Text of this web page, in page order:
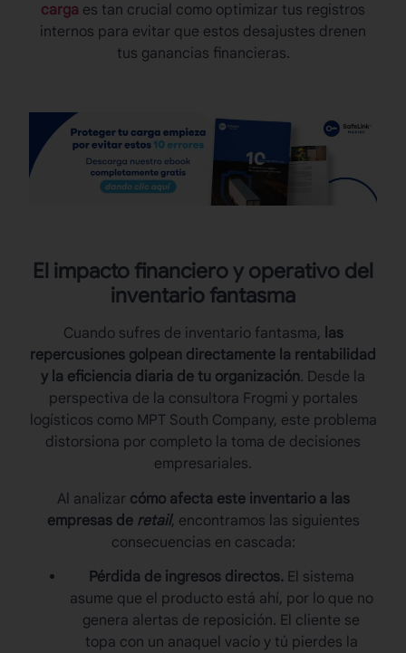
carga es tan crucial como optimizar tus registros
internos para evitar que estos desajustes drenen
tus ganancias financieras.
El impacto financiero y operativo del
inventario fantasma
Cuando sufres de inventario fantasma, las
repercusiones golpean directamente la rentabilidad
y la eficiencia diaria de tu organización. Desde la
perspectiva de la consultora Frogmi y portales
logísticos como MPT South Company, este problema
distorsiona por completo la toma de decisiones
empresariales.
Al analizar cómo afecta este inventario a las
empresas de retail, encontramos las siguientes
consecuencias en cascada:
Pérdida de ingresos directos.El sistema
asume que el producto está ahí, por lo que no
genera alertas de reposición. El cliente se
topa con un anaquel vacío y tú pierdes la